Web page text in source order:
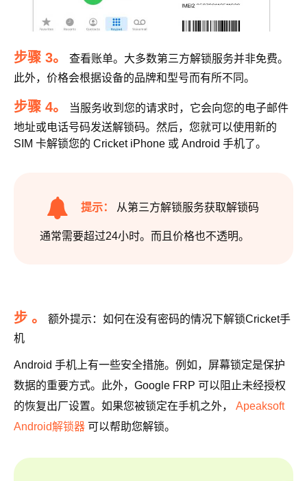
步骤 3。
查看账单。大多数第三方解锁服务并非免费。
此外，价格会根据设备的品牌和型号而有所不同。
步骤 4。
当服务收到您的请求时，它会向您的电子邮件
地址或电话号码发送解锁码。然后，您就可以使用新的
SIM 卡解锁您的 Cricket iPhone 或 Android 手机了。
提示： 从第三方解锁服务获取解锁码
通常需要超过24小时。而且价格也不透明。
步 。
额外提示：如何在没有密码的情况下解锁Cricket手
机
Android 手机上有一些安全措施。例如，屏幕锁定是保护
数据的重要方式。此外，Google FRP 可以阻止未经授权
的恢复出厂设置。如果您被锁定在手机之外， Apeaksoft
Android解锁器 可以帮助您解锁。